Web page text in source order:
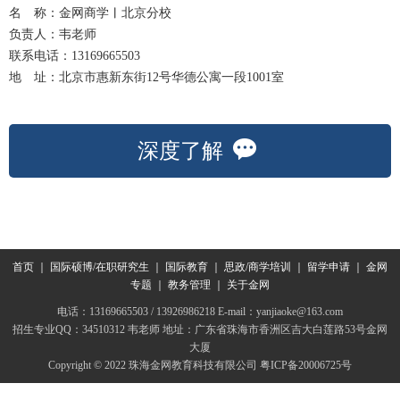
名 称：金网商学
北京分校
负责人：韦老师
联系电话：13169665503
地 址：北京市惠新东街12号华德公寓一段1001室
深度了解
首页 国际硕博/在职研究生 国际教育 思政/商学培训 留学申请
金网
专题
教务管理 关于金网
电话：13169665503 / 13926986218 E-mail：yanjiaoke@163.com
招生专业QQ：34510312 韦老师 地址：广东省珠海市香洲区吉大白莲路53号金网
大厦
Copyright © 2022 珠海金网教育科技有限公司 粤ICP备20006725号